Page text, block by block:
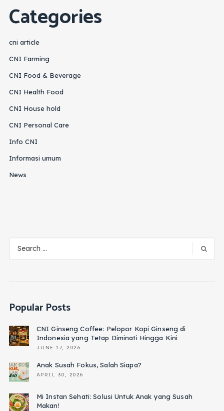
Categories
cni article
CNI Farming
CNI Food & Beverage
CNI Health Food
CNI House hold
CNI Personal Care
Info CNI
Informasi umum
News
Popular Posts
CNI Ginseng Coffee: Pelopor Kopi Ginseng di
Indonesia yang Tetap Diminati Hingga Kini
JUNE 17, 2026
Anak Susah Fokus, Salah Siapa?
APRIL 30, 2026
Mi Instan Sehati: Solusi Untuk Anak yang Susah
Makan!